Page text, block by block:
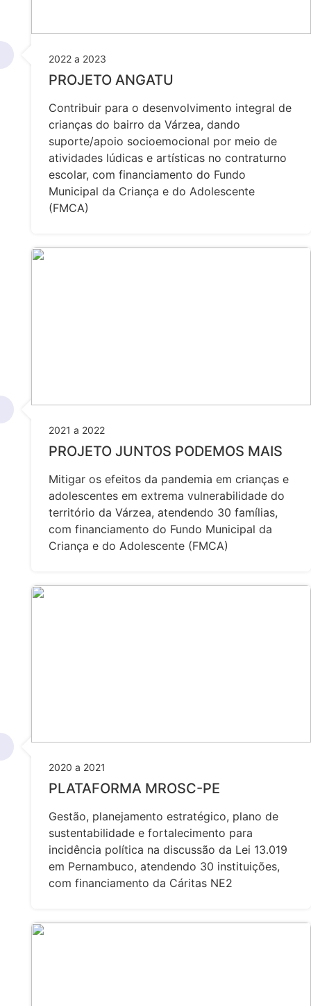
2022 a 2023
PROJETO ANGATU
Contribuir para o desenvolvimento integral de
crianças do bairro da Várzea, dando
suporte/apoio socioemocional por meio de
atividades lúdicas e artísticas no contraturno
escolar, com financiamento do Fundo
Municipal da Criança e do Adolescente
(FMCA)
2021 a 2022
PROJETO JUNTOS PODEMOS MAIS
Mitigar os efeitos da pandemia em crianças e
adolescentes em extrema vulnerabilidade do
território da Várzea, atendendo 30 famílias,
com financiamento do Fundo Municipal da
Criança e do Adolescente (FMCA)
2020 a 2021
PLATAFORMA MROSC-PE
Gestão, planejamento estratégico, plano de
sustentabilidade e fortalecimento para
incidência política na discussão da Lei 13.019
em Pernambuco, atendendo 30 instituições,
com financiamento da Cáritas NE2